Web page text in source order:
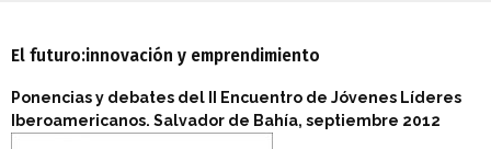
El futuro:innovación y emprendimiento
Ponencias y debates del II Encuentro de Jóvenes Líderes
Iberoamericanos. Salvador de Bahía, septiembre 2012